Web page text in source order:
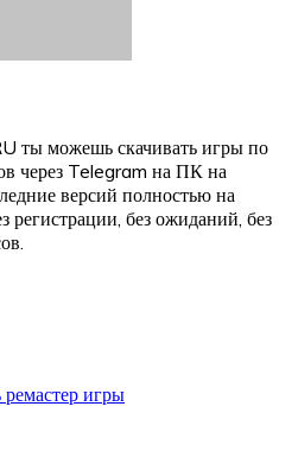
ты можешь скачивать игры по
через Telegram на ПК на
версий полностью на
регистрации, без ожиданий, без